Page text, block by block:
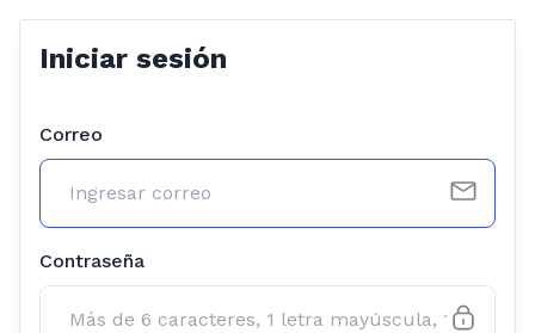
Iniciar sesión
Correo
Contraseña